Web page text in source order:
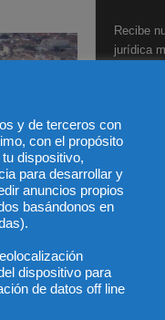
Recibe
jurídica
He
Sus datos
objeto
es de
cedido a
y de terceros con
con el propósito
dispositivo,
para desarrollar y
anuncios propios
basándonos en
dispositivo para
de datos off line